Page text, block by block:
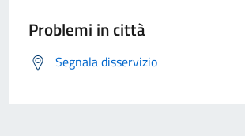
Problemi in città
Segnala disservizio